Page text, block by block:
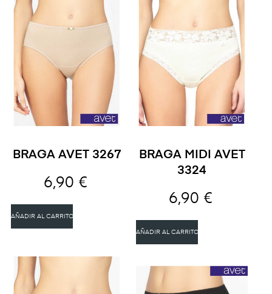
BRAGA AVET 3267
6,90 €
AÑADIR AL CARRITO
BRAGA MIDI AVET
3324
6,90 €
AÑADIR AL CARRITO